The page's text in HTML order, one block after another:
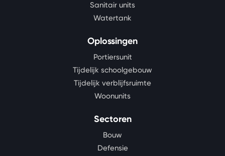
Sanitair units
Watertank
Oplossingen
Portiersunit
Tijdelijk schoolgebouw
Tijdelijk verblijfsruimte
Woonunits
Sectoren
Bouw
Defensie